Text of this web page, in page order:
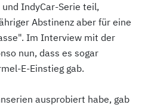
und IndyCar-Serie teil,
Abstinenz aber für eine
Im Interview mit der
nun, dass es sogar
E-Einstieg gab.
ausprobiert habe, gab